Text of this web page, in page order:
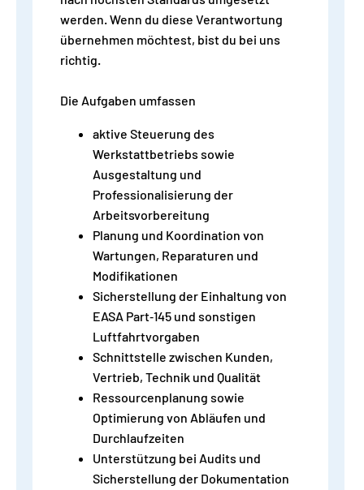
werden. Wenn du diese Verantwortung
übernehmen möchtest, bist du bei uns
richtig.
Die Aufgaben umfassen
aktive Steuerung des
Werkstattbetriebs sowie
Ausgestaltung und
Professionalisierung der
Arbeitsvorbereitung
Planung und Koordination von
Wartungen, Reparaturen und
Modifikationen
Sicherstellung der Einhaltung von
EASA Part‑145 und sonstigen
Luftfahrtvorgaben
Schnittstelle zwischen Kunden,
Vertrieb, Technik und Qualität
Ressourcenplanung sowie
Optimierung von Abläufen und
Durchlaufzeiten
Unterstützung bei Audits und
Sicherstellung der Dokumentation